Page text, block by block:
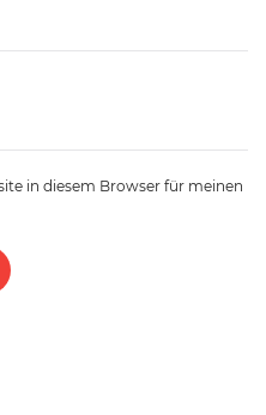
in diesem Browser für meinen